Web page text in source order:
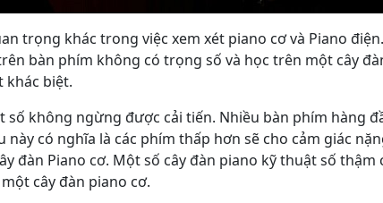
trọng khác trong việc xem xét piano cơ và Piano
bàn phím không có trọng số và học trên một cây
khác biệt.
số không ngừng được cải tiến. Nhiều bàn phím hàng
có nghĩa là các phím thấp hơn sẽ cho cảm giác
đàn Piano cơ. Một số cây đàn piano kỹ thuật số
cây đàn piano cơ.